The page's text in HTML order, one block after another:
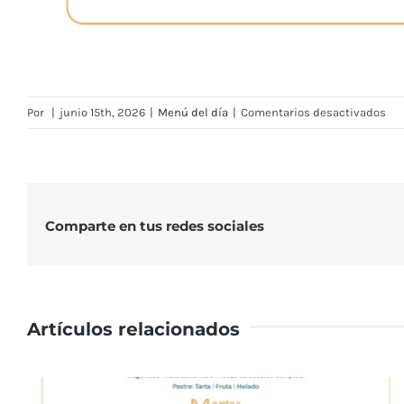
Por | junio 15th, 2026 | Menú del día | Comentarios desactivados
de
Comparte en tus redes sociales
Artículos relacionados